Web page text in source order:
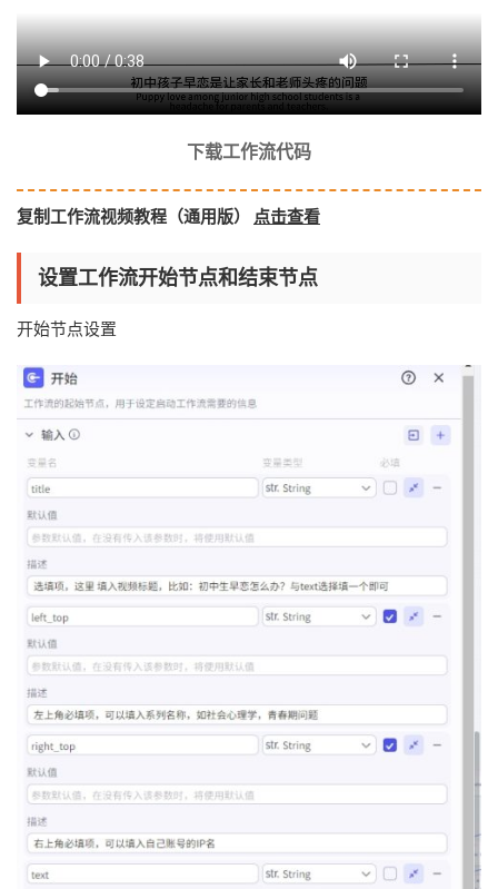
下载工作流代码
复制工作流视频教程（通用版） 点击查看
设置工作流开始节点和结束节点
开始节点设置